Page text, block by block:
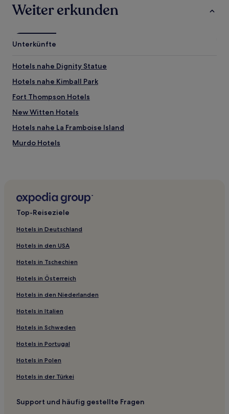
Weiter erkunden
Unterkünfte
Hotels nahe Dignity Statue
Hotels nahe Kimball Park
Fort Thompson Hotels
New Witten Hotels
Hotels nahe La Framboise Island
Murdo Hotels
Kennebec Hotels
Brule County: Hotels
Miller Hotels
Hotels nahe Akta Lakota Museum & Cultural Center
South Dakota: Hotels
Oacoma Hotels
Hotels nahe Schwimmbad Winner City Pool
Hotels nahe South Dakota State Capitol
Presho Hotels
Fort Pierre Hotels
Hotels nahe Lewis and Clark Interpretive and Keelboat
Witten Hotels
Lower Brule Hotels
Top-Reiseziele
Hotels in Deutschland
Hotels in den USA
Hotels in Tschechien
Hotels in Österreich
Hotels in den Niederlanden
Hotels in Italien
Hotels in Schweden
Hotels in Portugal
Hotels in Polen
Hotels in der Türkei
Support und häufig gestellte Fragen